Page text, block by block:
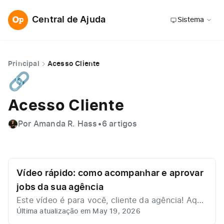
Central de Ajuda Sistema
Principal Acesso Cliente
🔗
Acesso Cliente
Por Amanda R. Hass •6 artigos
Vídeo rápido: como acompanhar e aprovar
jobs da sua agência
Este vídeo é para você, cliente da agência! Aqui,
mostramos como acessar os jobs que precisam
Última atualização em May 19, 2026